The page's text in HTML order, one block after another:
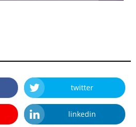
twitter
linkedin